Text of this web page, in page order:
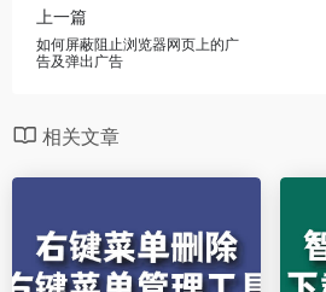
上一篇
如何屏蔽阻止浏览器网页上的广
告及弹出广告
相关文章